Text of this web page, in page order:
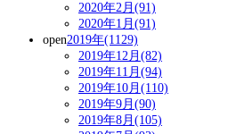
2020年2月(91)
2020年1月(91)
open2019年(1129)
2019年12月(82)
2019年11月(94)
2019年10月(110)
2019年9月(90)
2019年8月(105)